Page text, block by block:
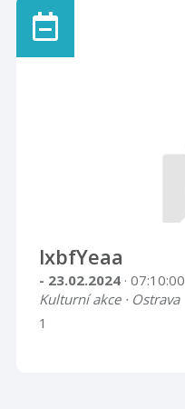
lxbfYeaa
- 23.02.2024 · 07:10:00
Kulturní akce · Ostrava
1